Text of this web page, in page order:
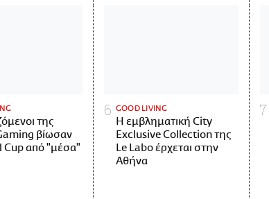
της
βίωσαν
Cup από "μέσα"
GOOD LIVING
Η εμβληματική City
Exclusive Collection της
Le Labo έρχεται στην
Αθήνα